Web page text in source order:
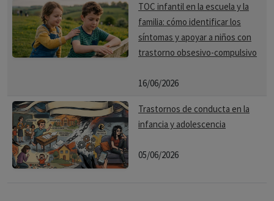
TOC infantil en la escuela y la
familia: cómo identificar los
síntomas y apoyar a niños con
trastorno obsesivo-compulsivo
16/06/2026
Trastornos de conducta en la
infancia y adolescencia
05/06/2026